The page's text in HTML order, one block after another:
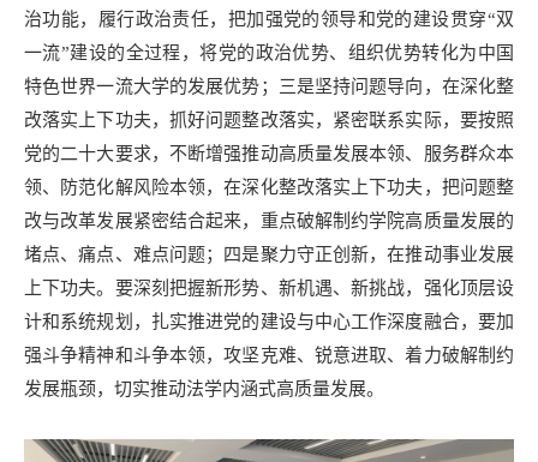
治功能，履行政治责任，把加强党的领导和党的建设贯穿“双
一流”建设的全过程，将党的政治优势、组织优势转化为中国
特色世界一流大学的发展优势；三是坚持问题导向，在深化整
改落实上下功夫，抓好问题整改落实，紧密联系实际，要按照
党的二十大要求，不断增强推动高质量发展本领、服务群众本
领、防范化解风险本领，在深化整改落实上下功夫，把问题整
改与改革发展紧密结合起来，重点破解制约学院高质量发展的
堵点、痛点、难点问题；四是聚力守正创新，在推动事业发展
上下功夫。要深刻把握新形势、新机遇、新挑战，强化顶层设
计和系统规划，扎实推进党的建设与中心工作深度融合，要加
强斗争精神和斗争本领，攻坚克难、锐意进取、着力破解制约
发展瓶颈，切实推动法学内涵式高质量发展。